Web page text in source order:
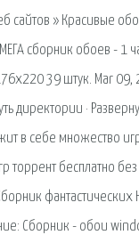
сайтов » Красивые
сборник обоев - 1
39 штук. Mar 09,
директории ·
в себе множество
торрент бесплатно
Сборник - обои